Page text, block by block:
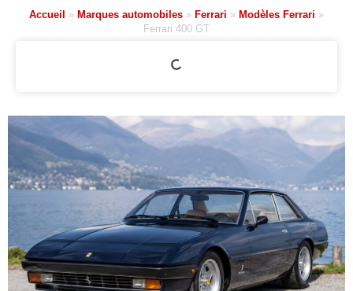
Accueil » Marques automobiles » Ferrari » Modèles Ferrari »
Ferrari 400 GT